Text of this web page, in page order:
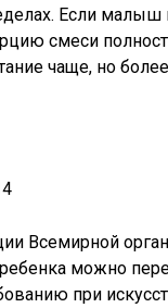
Если малыш
смеси
чаще, но
Всемирной
можно
при